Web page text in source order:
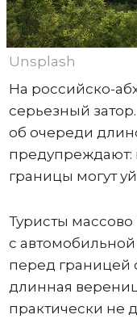
Unsplash
На российско-
серьезный
об очереди
предупреждают:
границы могут
Туристы массово
с
перед границей
длинная
практически не